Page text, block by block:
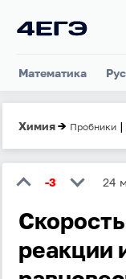
Математика
Химия→ Пробники |
-3 24
реакции